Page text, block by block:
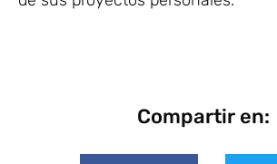
Compartir en: